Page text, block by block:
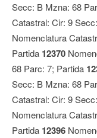
Secc: B Mzna: 68
Catastral: Cir: 9
Nomenclatura
Partida 12370
68 Parc: 7; Partida
Secc: B Mzna: 68
Catastral: Cir: 9
Nomenclatura
Partida 12396